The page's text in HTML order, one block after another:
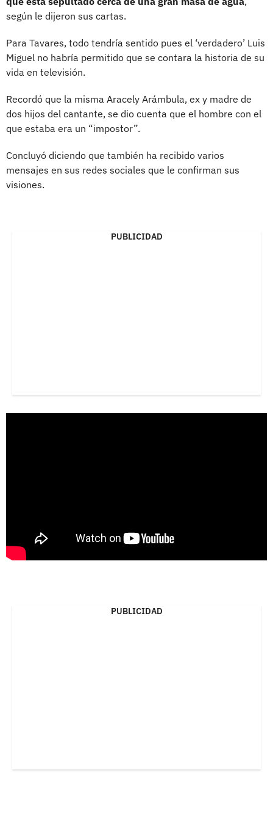
según le dijeron sus cartas.
Para Tavares, todo tendría sentido pues el ‘verdadero’ Luis
Miguel no habría permitido que se contara la historia de su
vida en televisión.
Recordó que la misma Aracely Arámbula, ex y madre de
dos hijos del cantante, se dio cuenta que el hombre con el
que estaba era un “impostor”.
Concluyó diciendo que también ha recibido varios
mensajes en sus redes sociales que le confirman sus
visiones.
PUBLICIDAD
PUBLICIDAD